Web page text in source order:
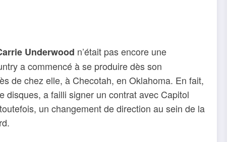
Underwood n’était pas encore une
a commencé à se produire dès son
de chez elle, à Checotah, en Oklahoma. En fait,
disques, a failli signer un contrat avec Capitol
un changement de direction au sein de la